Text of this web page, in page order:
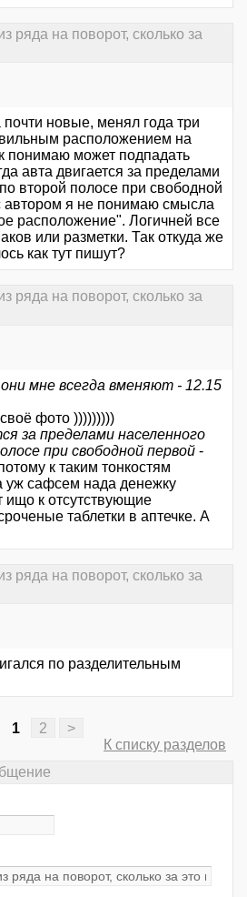
ряда на поворот, сколько за
новые, менял года три
расположением на
понимаю может подпадать
авта двигается за пределами
второй полосе при свободной
автором я не понимаю смысла
расположение". Логичней все
или разметки. Так откуда же
как тут пишут?
ряда на поворот, сколько за
мне всегда вменяют - 12.15
своё фото )))))))))
за пределами населенного
при свободной первой -
к таким тонкостям
уж сафсем нада денежку
ищо к отсутствующие
таблетки в аптечке. А
ряда на поворот, сколько за
по разделительным
1
2
>
К списку разделов